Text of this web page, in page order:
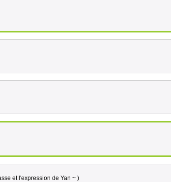
et l'expression de Yan ~ )